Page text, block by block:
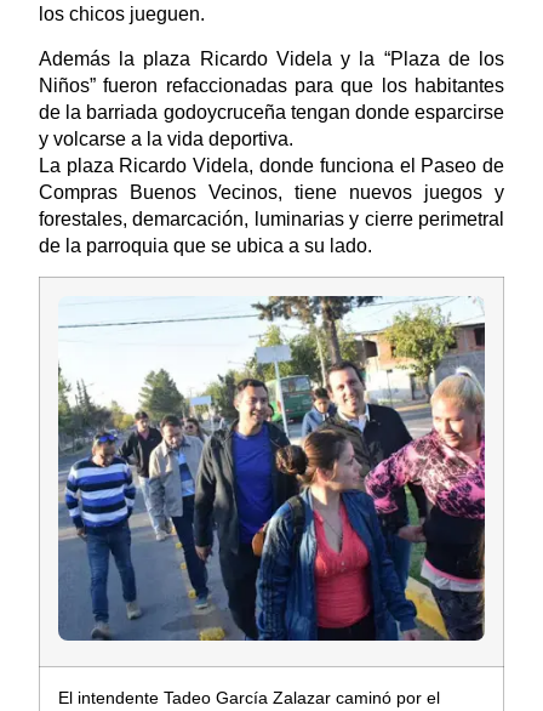
los chicos jueguen.
Además la plaza Ricardo Videla y la “Plaza de los
Niños” fueron refaccionadas para que los habitantes
de la barriada godoycruceña tengan donde esparcirse
y volcarse a la vida deportiva.
La plaza Ricardo Videla, donde funciona el Paseo de
Compras Buenos Vecinos, tiene nuevos juegos y
forestales, demarcación, luminarias y cierre perimetral
de la parroquia que se ubica a su lado.
El intendente Tadeo García Zalazar caminó por el